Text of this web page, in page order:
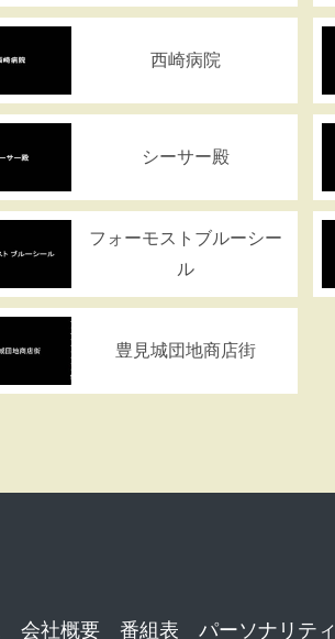
西崎病院
シーサー殿
フォーモストブルーシー
ル
豊見城団地商店街
会社概要 番組表 パーソナリティ